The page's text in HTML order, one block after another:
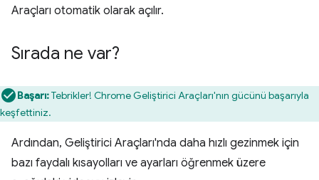
Araçları otomatik olarak açılır.
Sırada ne var?
Başarı:Tebrikler! Chrome Geliştirici Araçları'nın gücünü başarıyla
keşfettiniz.
Ardından, Geliştirici Araçları'nda daha hızlı gezinmek için
bazı faydalı kısayolları ve ayarları öğrenmek üzere